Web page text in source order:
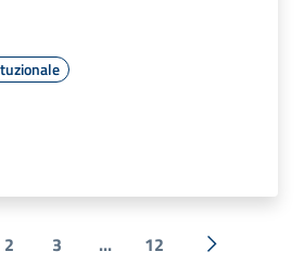
2 3 ... 12 Successiva